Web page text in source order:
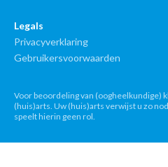
Legals
Privacyverklaring
Gebruikersvoorwaarden
Voor beoordeling van (oogheelkundige)
(huis)arts. Uw (huis)arts verwijst u zo
speelt hierin geen rol.